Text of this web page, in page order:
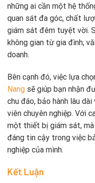
những ai cần một hệ
quan sát đa góc, chất
giám sát đêm tuyệt vời.
không gian từ gia đình,
doanh.
Bên cạnh đó, việc lựa
Nang sẽ giúp bạn nhận
chu đáo, bảo hành lâu
viên chuyên nghiệp. Với
một thiết bị giám sát,
đáng tin cậy trong việc
nghiệp của mình.
Kết Luận